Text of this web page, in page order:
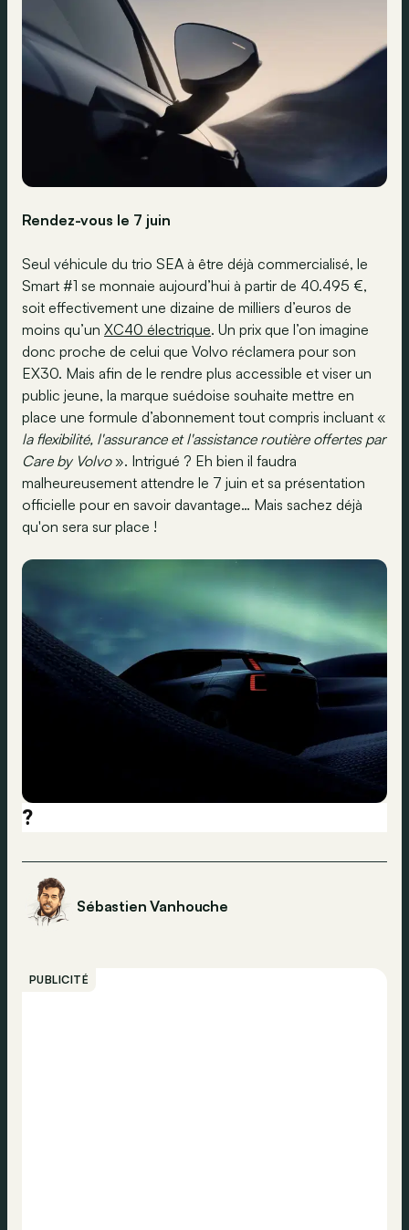
Rendez-vous le 7 juin
Seul véhicule du trio SEA à être déjà commercialisé, le
Smart #1 se monnaie aujourd’hui à partir de 40.495 €,
soit effectivement une dizaine de milliers d’euros de
moins qu’un XC40 électrique. Un prix que l’on imagine
donc proche de celui que Volvo réclamera pour son
EX30. Mais afin de le rendre plus accessible et viser un
public jeune, la marque suédoise souhaite mettre en
place une formule d’abonnement tout compris incluant «
la flexibilité, l'assurance et l'assistance routière offertes par
Care by Volvo». Intrigué ? Eh bien il faudra
malheureusement attendre le 7 juin et sa présentation
officielle pour en savoir davantage… Mais sachez déjà
qu'on sera sur place !
?
Sébastien Vanhouche
PUBLICITÉ